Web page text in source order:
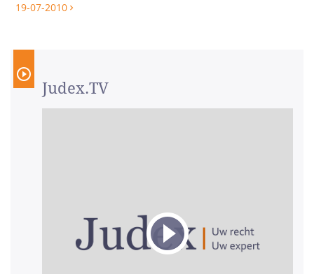
19-07-2010
Judex.TV